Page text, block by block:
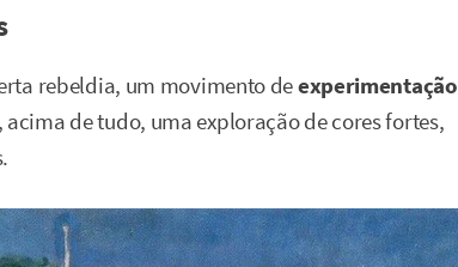
rebeldia, um movimento deexperimentação
de tudo, uma exploração de cores fortes,